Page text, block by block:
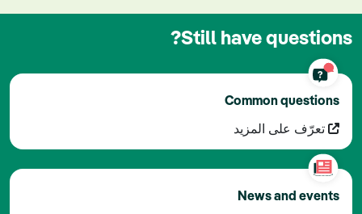
Still have questions?
Common questions
تعرّف على المزيد
News and events